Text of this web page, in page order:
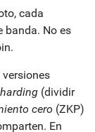
cada
banda. No es
(dividir
cero (ZKP)
En